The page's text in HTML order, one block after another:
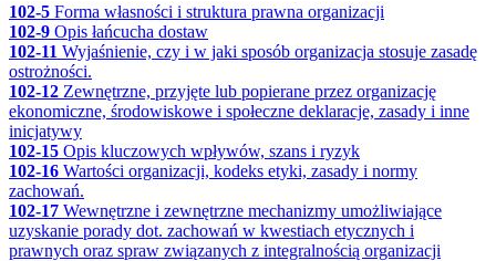
102-5 Forma własności i struktura prawna organizacji
102-9 Opis łańcucha dostaw
102-11 Wyjaśnienie, czy i w jaki sposób organizacja stosuje zasadę
ostrożności.
102-12 Zewnętrzne, przyjęte lub popierane przez organizację
ekonomiczne, środowiskowe i społeczne deklaracje, zasady i inne
inicjatywy
102-15 Opis kluczowych wpływów, szans i ryzyk
102-16 Wartości organizacji, kodeks etyki, zasady i normy
zachowań.
102-17 Wewnętrzne i zewnętrzne mechanizmy umożliwiające
uzyskanie porady dot. zachowań w kwestiach etycznych i
prawnych oraz spraw związanych z integralnością organizacji